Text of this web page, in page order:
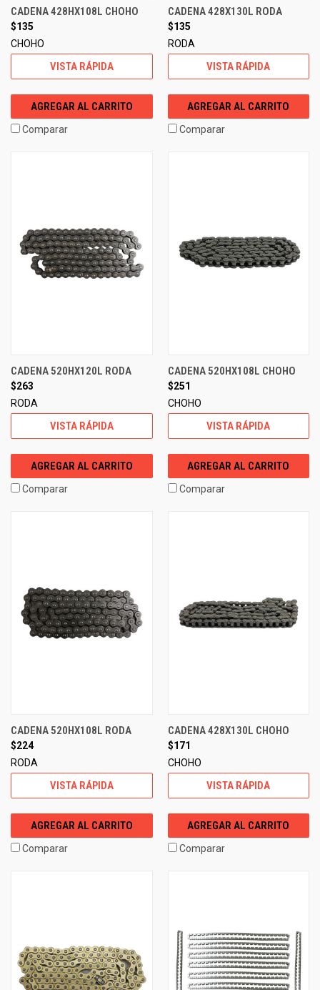
CADENA 428HX108L CHOHO
$135
CHOHO
VISTA RÁPIDA
AGREGAR AL CARRITO
Comparar
CADENA 428X130L RODA
$135
RODA
VISTA RÁPIDA
AGREGAR AL CARRITO
Comparar
CADENA 520HX120L RODA
$263
RODA
VISTA RÁPIDA
AGREGAR AL CARRITO
Comparar
CADENA 520HX108L CHOHO
$251
CHOHO
VISTA RÁPIDA
AGREGAR AL CARRITO
Comparar
CADENA 520HX108L RODA
$224
RODA
VISTA RÁPIDA
AGREGAR AL CARRITO
Comparar
CADENA 428X130L CHOHO
$171
CHOHO
VISTA RÁPIDA
AGREGAR AL CARRITO
Comparar